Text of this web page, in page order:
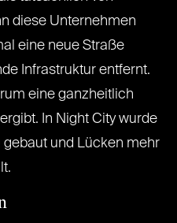
diese Unternehmen
eine neue Straße
Infrastruktur entfernt.
eine ganzheitlich
In Night City wurde
und Lücken mehr